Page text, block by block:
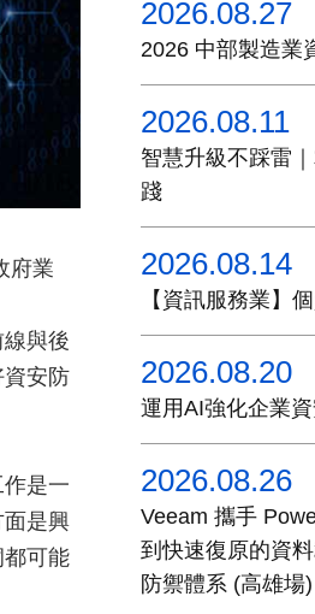
府業
與後
安防
是一
是興
可能
2026.08.27
2026 中部製造業
2026.08.11
智慧升級不踩雷
踐
2026.08.14
【資訊服務業】
2026.08.20
運用AI強化企業
2026.08.26
Veeam 攜手
到快速復原的資
防禦體系 (高雄場)